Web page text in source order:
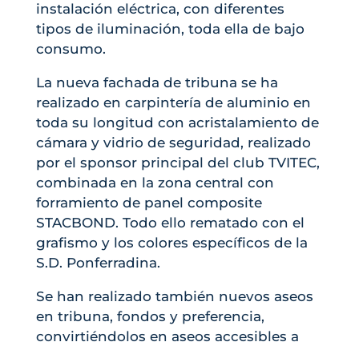
instalación eléctrica, con diferentes
tipos de iluminación, toda ella de bajo
consumo.
La nueva fachada de tribuna se ha
realizado en carpintería de aluminio en
toda su longitud con acristalamiento de
cámara y vidrio de seguridad, realizado
por el sponsor principal del club TVITEC,
combinada en la zona central con
forramiento de panel composite
STACBOND. Todo ello rematado con el
grafismo y los colores específicos de la
S.D. Ponferradina.
Se han realizado también nuevos aseos
en tribuna, fondos y preferencia,
convirtiéndolos en aseos accesibles a